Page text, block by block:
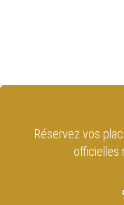
Réservez vos
officielles